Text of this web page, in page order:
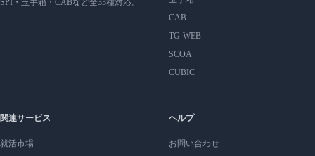
SPI・玉手箱・CABなど全33種対応。
CAB
TG-WEB
SCOA
CUBIC
関連サービス
就活市場
ヘルプ
お問い合わせ